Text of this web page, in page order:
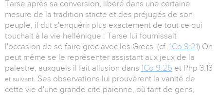
Tarse après sa conversion, libéré dans une certaine
mesure de la tradition stricte et des préjugés de son
peuple, il dut s'enquérir plus exactement de tout ce qui
touchait à la vie hellénique : Tarse lui fournissait
l'occasion de se faire grec avec les Grecs. (cf. 1Co 9:21) On
peut même se le représenter assistant aux jeux de la
palestre, auxquels il fait allusion dans 1Co 9:26 et Php 3:13
et suivant. Ses observations lui prouvèrent la vanité de
cette vie d'une grande cité païenne, où tant de gens,